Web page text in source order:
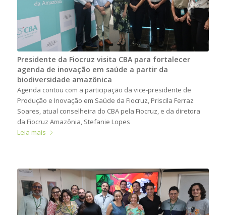
Presidente da Fiocruz visita CBA para fortalecer
agenda de inovação em saúde a partir da
biodiversidade amazônica
Agenda contou com a participação da vice-presidente de
Produção e Inovação em Saúde da Fiocruz, Priscila Ferraz
Soares, atual conselheira do CBA pela Fiocruz, e da diretora
da Fiocruz Amazônia, Stefanie Lopes
Leia mais